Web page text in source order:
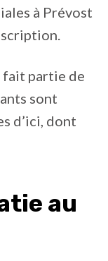
à Prévost
fait partie de
sont
d’ici, dont
au